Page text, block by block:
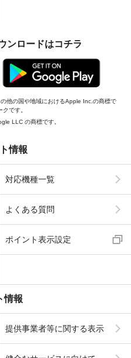
ンロードはコチラ
他の国や地域におけるApple Inc.の商標で
です。
LLC の商標です。
情報
対応機種一覧
よくある質問
ポイント表示設定
情報
提供事業者等に関する表示